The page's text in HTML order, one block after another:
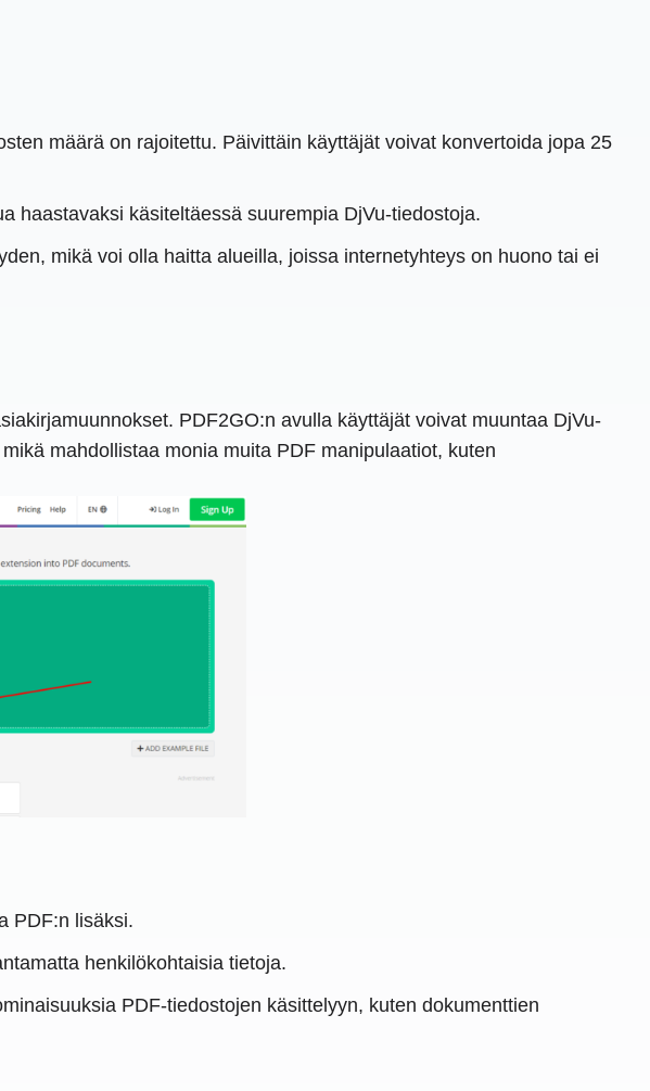
määrä on rajoitettu. Päivittäin käyttäjät voivat konvertoida jopa 25
haastavaksi käsiteltäessä suurempia DjVu-tiedostoja.
mikä voi olla haitta alueilla, joissa internetyhteys on huono tai ei
PDF2GO:n avulla käyttäjät voivat muuntaa DjVu-
mahdollistaa monia muita PDF manipulaatiot, kuten
PDF:n lisäksi.
henkilökohtaisia ​​tietoja.
PDF-tiedostojen käsittelyyn, kuten dokumenttien